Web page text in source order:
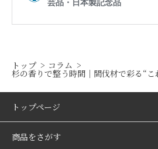
トップ コラム
杉の香りで整う時間｜間伐材で彩る“
トップページ
商品をさがす